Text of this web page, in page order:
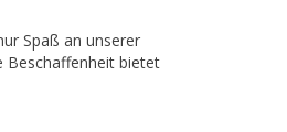
Spaß an unserer
Beschaffenheit bietet